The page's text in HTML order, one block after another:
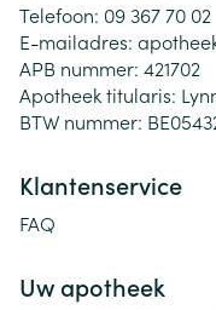
Telefoon: 09 367 70 02
E-mailadres:
APB nummer: 421702
Apotheek titularis:
BTW nummer:
Klantenservice
FAQ
Uw apotheek